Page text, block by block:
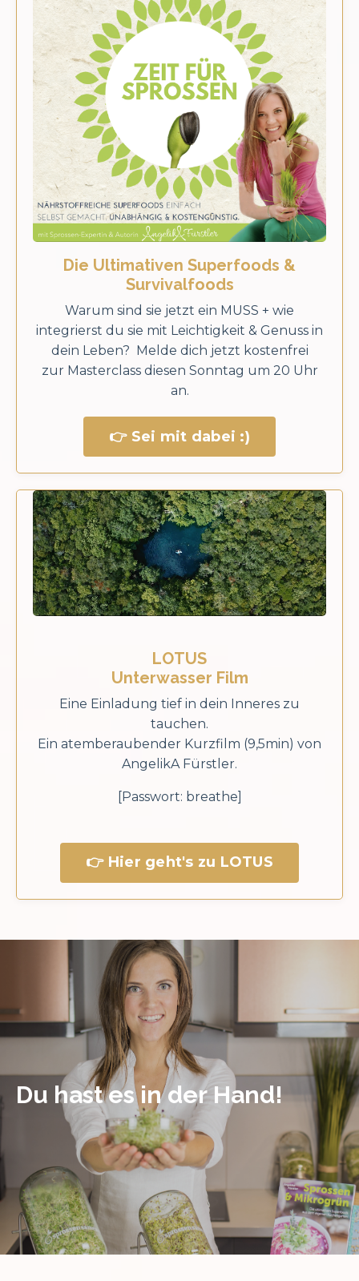
Die Ultimativen Superfoods &
Survivalfoods
Warum sind sie jetzt ein MUSS + wie
integrierst du sie mit Leichtigkeit & Genuss in
dein Leben? Melde dich jetzt kostenfrei
zur Masterclass diesen Sonntag um 20 Uhr
an.
👉 Sei mit dabei :)
LOTUS
Unterwasser Film
Eine Einladung tief in dein Inneres zu
tauchen.
Ein atemberaubender Kurzfilm (9,5min) von
AngelikA Fürstler.
[Passwort: breathe]
👉 Hier geht's zu LOTUS
Du hast es in der Hand!